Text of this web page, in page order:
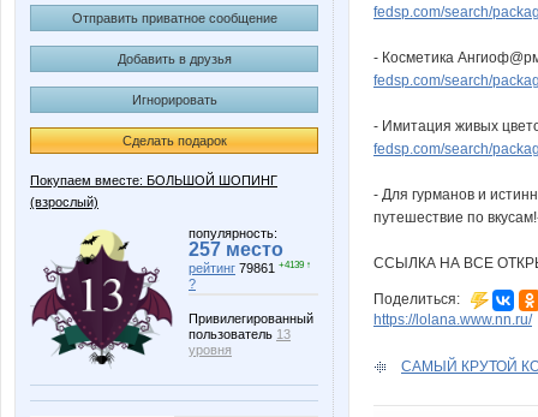
Отправить приватное сообщение
Добавить в друзья
Игнорировать
Сделать подарок
Покупаем вместе: БОЛЬШОЙ ШОПИНГ
(взрослый)
популярность:
257 место
рейтинг 79861 +4139 ↑
?
Привилегированный
пользователь 13
уровня
fedsp.com/search/
- Косметика
fedsp.com/search/
- Имитация живых
fedsp.com/search/
- Для гурманов и
путешествие по
ССЫЛКА НА ВСЕ
Поделиться:
https://lolana.www.nn.ru/
САМЫЙ КРУТОЙ